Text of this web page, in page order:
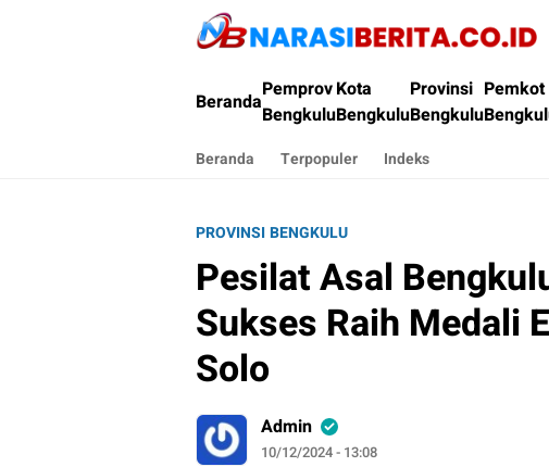
Narasi Berita
BerandaPemprov
Bengkulu
Kota
Bengkulu
Provinsi
Bengkulu
Pemkot
Beranda Terpopuler Indeks
PROVINSI BENGKULU
Pesilat Asal
Sukses Raih Medali
Solo
Admin
10/12/2024 - 13:08